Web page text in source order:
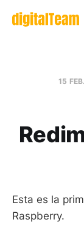
15
Esta es la
Raspberry.